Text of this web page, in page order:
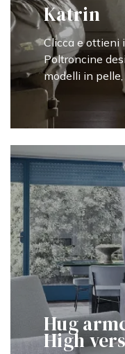
Katrin
Clicca e ottieni
Poltroncine
modelli in
Hug
High